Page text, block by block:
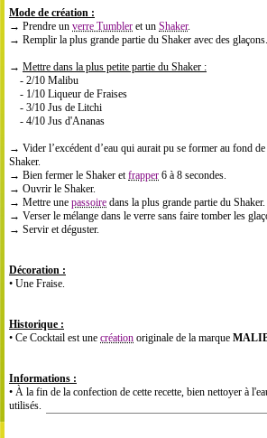
Mode de création :
→ Prendre un verre Tumbler et un Shaker.
→ Remplir la plus grande partie du Shaker avec des glaçons.
→ Mettre dans la plus petite partie du Shaker :
- 2/10 Malibu
- 1/10 Liqueur de Fraises
- 3/10 Jus de Litchi
- 4/10 Jus d'Ananas
→ Vider l’excédent d’eau qui aurait pu se former au fond
Shaker.
→ Bien fermer le Shaker etfrapper 6 à 8 secondes.
→ Ouvrir le Shaker.
→ Mettre une passoire dans la plus grande partie du Shaker.
→ Verser le mélange dans le verre sans faire tomber les
→ Servir et déguster.
Décoration :
• Une Fraise.
Historique :
• Ce Cocktail est une création originale de la marque
Informations :
• À la fin de la confection de cette recette, bien nettoyer à
utilisés.